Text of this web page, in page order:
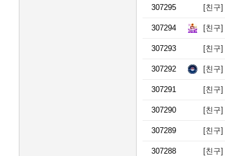
307295 [친구]
307294 [친구]
307293 [친구]
307292 [친구]
307291 [친구]
307290 [친구]
307289 [친구]
307288 [친구]